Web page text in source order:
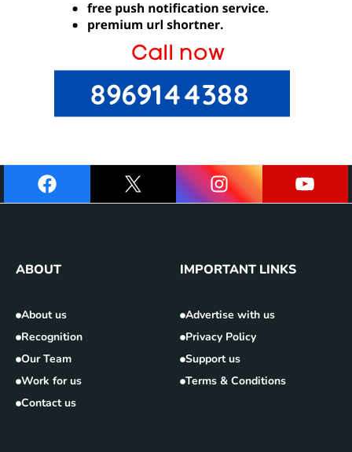
ABOUT
About us
Recognition
Our Team
Work for us
Contact us
IMPORTANT LINKS
Advertise with us
Privacy Policy
Support us
Terms & Conditions